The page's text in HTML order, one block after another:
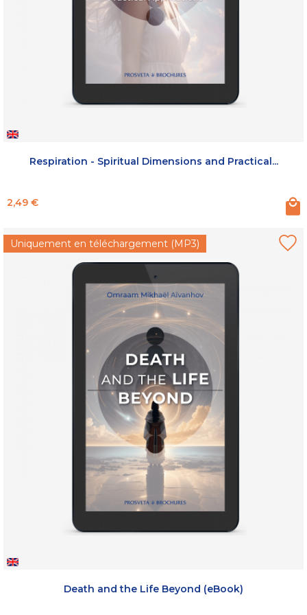
Respiration - Spiritual Dimensions and Practical...
Prix
2,49 €
Uniquement en téléchargement (MP3)
Death and the Life Beyond (eBook)